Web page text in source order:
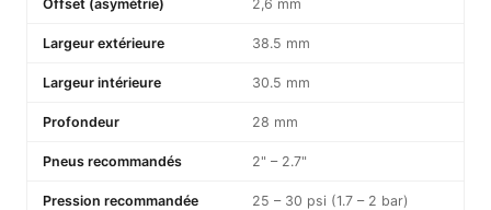
Offset (asymétrie) 2,6 mm
Largeur extérieure 38.5 mm
Largeur intérieure 30.5 mm
Profondeur 28 mm
Pneus recommandés 2" – 2.7"
Pression recommandée 25 – 30 psi (1.7 – 2 bar)